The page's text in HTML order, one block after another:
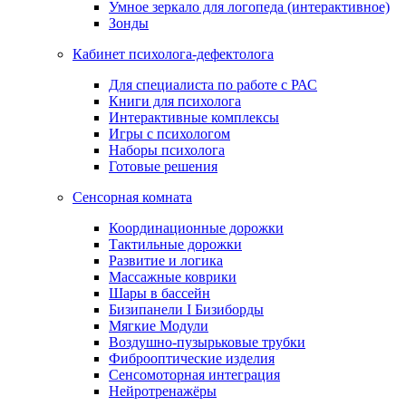
Умное зеркало для логопеда (интерактивное)
Зонды
Кабинет психолога-дефектолога
Для специалиста по работе с РАС
Книги для психолога
Интерактивные комплексы
Игры с психологом
Наборы психолога
Готовые решения
Сенсорная комната
Координационные дорожки
Тактильные дорожки
Развитие и логика
Массажные коврики
Шары в бассейн
Бизипанели I Бизиборды
Мягкие Модули
Воздушно-пузырьковые трубки
Фиброоптические изделия
Сенсомоторная интеграция
Нейротренажёры